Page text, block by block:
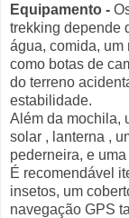
Equipamento -
trekking depende
água, comida, um
como botas de
do terreno
estabilidade.
Além da mochila,
solar , lanterna ,
pederneira, e uma
É recomendável
insetos, um
navegação GPS